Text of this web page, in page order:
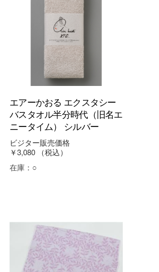
エアーかおる エクスタシー
バスタオル半分時代（旧名エ
ニータイム） シルバー
ビジター販売価格
￥3,080
（税込）
在庫： ○